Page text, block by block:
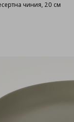
чиния, 20 см